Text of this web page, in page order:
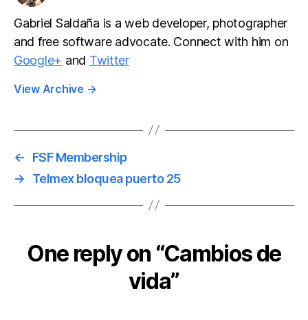
Gabriel Saldaña is a web developer, photographer
and free software advocate. Connect with him on
Google+ and Twitter
View Archive →
←
FSF Membership
→
Telmex bloquea puerto 25
One reply on “Cambios de
vida”